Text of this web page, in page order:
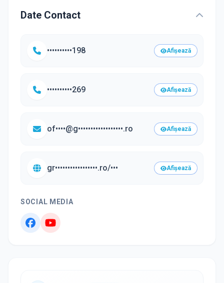
Date Contact
••••••••••198 Afișează
••••••••••269 Afișează
of••••@g••••••••••••••••••.ro Afișează
gr•••••••••••••••••.ro/••• Afișează
SOCIAL MEDIA